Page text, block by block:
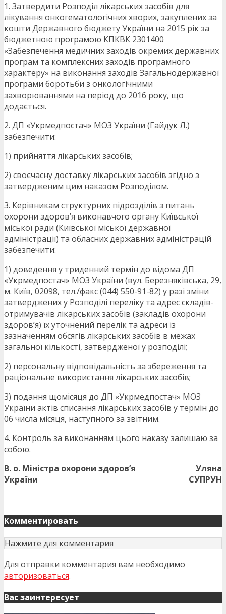
1. Затвердити Розподіл лікарських засобів для
лікування онкогематологічних хворих, закуплених за
кошти Державного бюджету України на 2015 рік за
бюджетною програмою КПКВК 2301400
«Забезпечення медичних заходів окремих державних
програм та комплексних заходів програмного
характеру» на виконання заходів Загальнодержавної
програми боротьби з онкологічними
захворюваннями на період до 2016 року, що
додається.
2. ДП «Укрмедпостач» МОЗ України (Гайдук Л.)
забезпечити:
1) прийняття лікарських засобів;
2) своєчасну доставку лікарських засобів згідно з
затвердженим цим наказом Розподілом.
3. Керівникам структурних підрозділів з питань
охорони здоров’я виконавчого органу Київської
міської ради (Київської міської державної
адміністрації) та обласних державних адміністрацій
забезпечити:
1) доведення у триденний термін до відома ДП
«Укрмедпостач» МОЗ України (вул. Березняківська, 29,
м. Київ, 02098, тел./факс (044) 550-91-82) у разі зміни
затверджених у Розподілі переліку та адрес складів-
отримувачів лікарських засобів (закладів охорони
здоров’я) їх уточнений перелік та адреси із
зазначенням обсягів лікарських засобів в межах
загальної кількості, затвердженої у розподілі;
2) персональну відповідальність за збереження та
раціональне використання лікарських засобів;
3) подання щомісяця до ДП «Укрмедпостач» МОЗ
України актів списання лікарських засобів у термін до
06 числа місяця, наступного за звітним.
4. Контроль за виконанням цього наказу залишаю за
собою.
В. о. Міністра охорони здоров’я
України
Уляна
СУПРУН
Комментировать
Нажмите для комментария
Для отправки комментария вам необходимо
авторизоваться.
Вас заинтересует